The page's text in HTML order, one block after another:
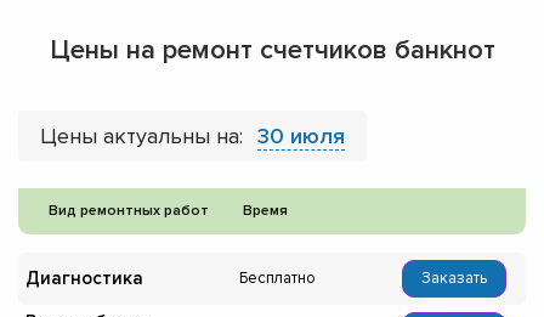
Цены на ремонт счетчиков банкнот
Цены актуальны на: 30 июля
Вид ремонтных работ Время
Диагностика Бесплатно Заказать